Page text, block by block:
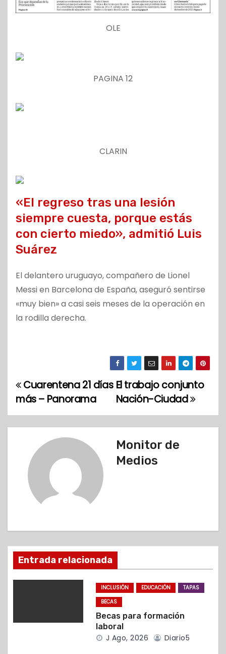
OLE
PAGINA 12
CLARIN
«El regreso tras una lesión
siempre cuesta, porque estás
con cierto miedo», admitió Luis
Suárez
El delantero uruguayo, compañero de Lionel
Messi en Barcelona de España, aseguró sentirse
«muy bien» a casi seis meses de la operación en
la rodilla derecha.
N
a
v
i
ó
n
e
El trabajo conjunto
Nación-Ciudad
Cuarentena 21 días
más – Panorama
Monitor de
Medios
Entrada relacionada
INCLUSIÓN EDUCACIÓN
TAPAS
BECAS
Becas para formación
laboral
J Ago, 2026 Diario5